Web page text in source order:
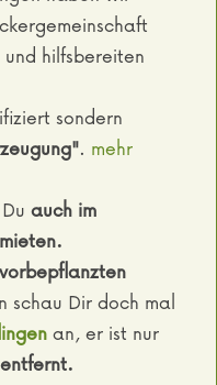
hilfsbereiten
sondern
. mehr
auch im
vorbepflanzten
schau Dir doch mal
an, er ist nur